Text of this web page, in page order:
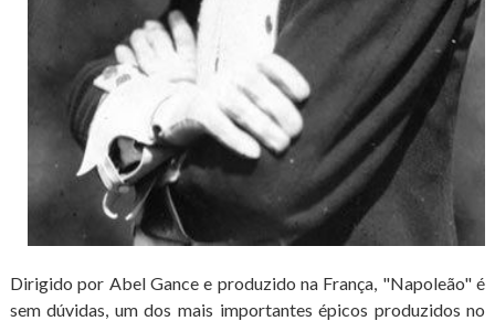
Dirigido por Abel Gance e produzido na França, "Napoleão" é
sem dúvidas, um dos mais importantes épicos produzidos no